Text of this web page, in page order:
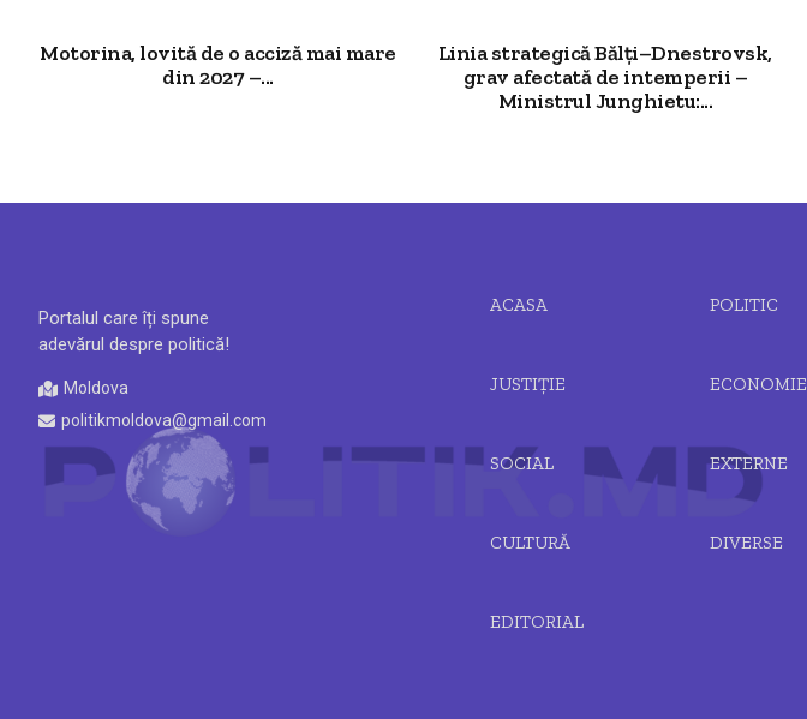
Motorina, lovită de o acciză mai mare
din 2027 –...
Linia strategică Bălți–Dnestrovsk,
grav afectată de intemperii –
Ministrul Junghietu:...
Portalul care îți spune
adevărul despre politică!
Moldova
politikmoldova@gmail.com
ACASA POLITIC
JUSTIȚIE ECONOMIE
SOCIAL EXTERNE
CULTURĂ DIVERSE
EDITORIAL